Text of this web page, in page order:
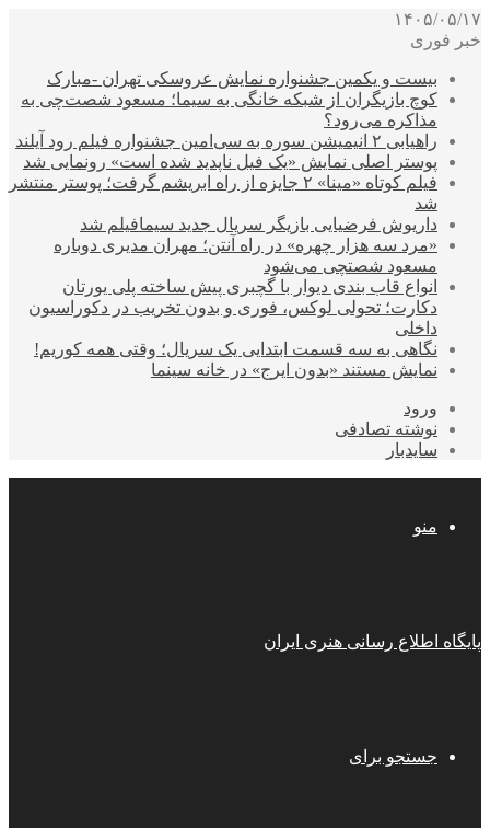
۱۴۰۵/۰۵/۱۷
خبر فوری
بیست و یکمین جشنواره نمایش عروسکی تهران -مبارک
کوچ بازیگران از شبکه خانگی به سیما؛ مسعود شصت‌چی به
مذاکره می‌رود؟
راهیابی ۲ انیمیشن سوره به سی‌امین جشنواره فیلم رود آیلند
پوستر اصلی نمایش «یک فیل ناپدید شده است» رونمایی شد
فیلم کوتاه «مینا» ۲ جایزه از راه ابریشم گرفت؛ پوستر منتشر
شد
داریوش فرضیایی بازیگر سریال جدید سیمافیلم شد
«مرد سه هزار چهره» در راه آنتن؛ مهران مدیری دوباره
مسعود شصتچی می‌شود
انواع قاب بندی دیوار با گچبری پیش ساخته پلی یورتان
دکارت؛ تحولی لوکس، فوری و بدون تخریب در دکوراسیون
داخلی
نگاهی به سه قسمت ابتدایی یک سریال؛ وقتی همه کوریم!
نمایش مستند «بدون ایرج» در خانه سینما
ورود
نوشته تصادفی
سایدبار
منو
پایگاه اطلاع رسانی هنری ایران
جستجو برای